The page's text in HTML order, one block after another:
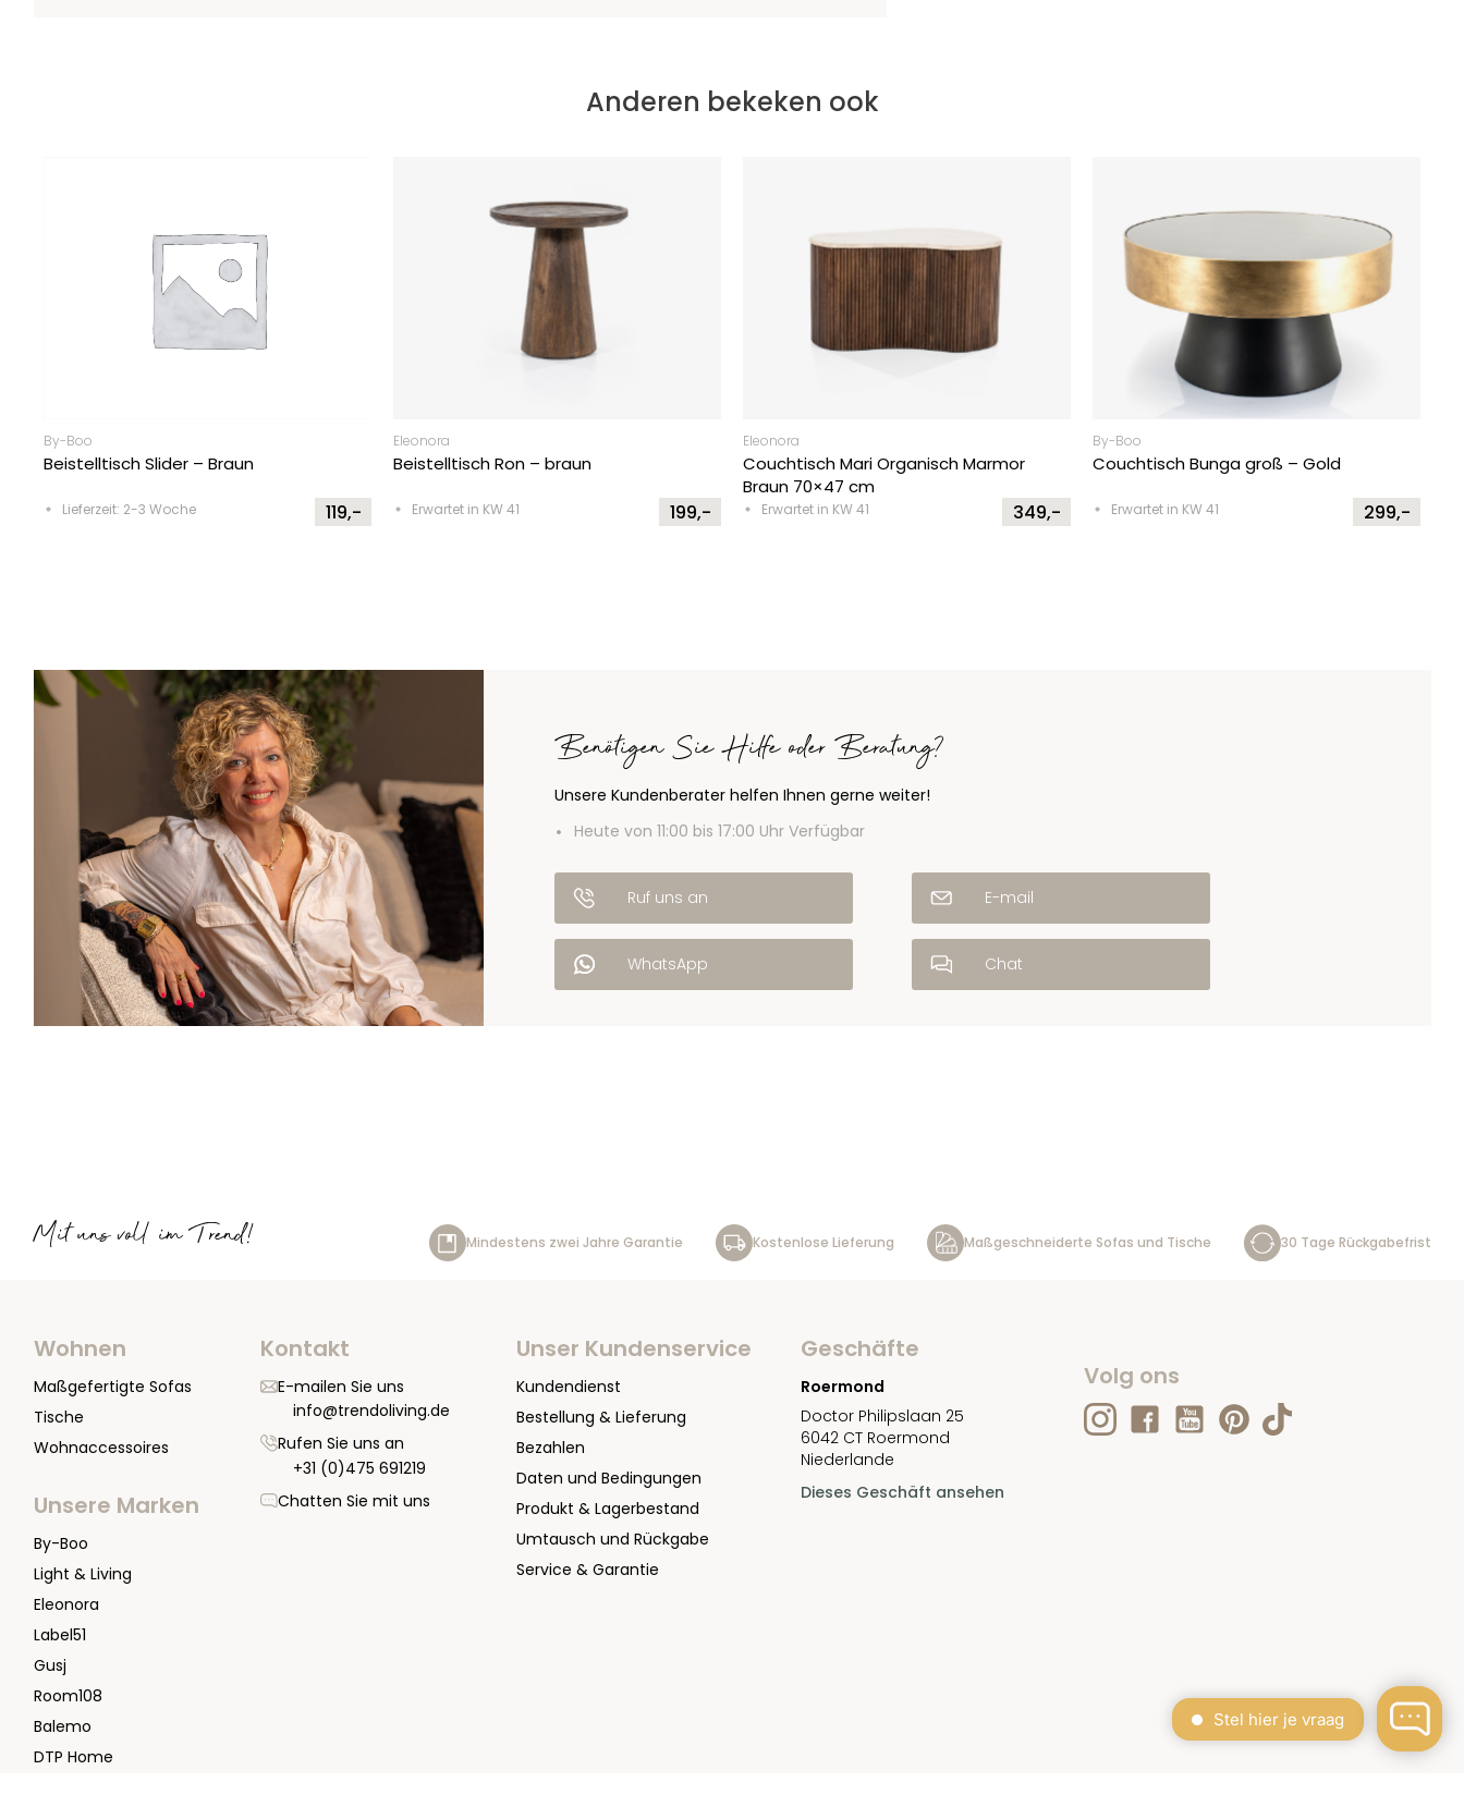
Anderen bekeken ook
By-Boo
Beistelltisch Slider – Braun
Lieferzeit: 2-3 Woche 119,-
Eleonora
Beistelltisch Ron – braun
Erwartet in KW 41 199,-
Eleonora
Couchtisch Mari Organisch Marmor
Braun 70×47 cm
Erwartet in KW 41 349,-
By-Boo
Couchtisch Bunga groß – Gold
Erwartet in KW 41 299,-
Benötigen Sie Hilfe oder Beratung?
Unsere Kundenberater helfen Ihnen gerne weiter!
Heute von 11:00 bis 17:00 Uhr Verfügbar
Ruf uns an E-mail
WhatsApp Chat
Mit uns voll im Trend! Mindestens zwei Jahre Garantie Kostenlose Lieferung Maßgeschneiderte Sofas und Tische 30 Tage Rückgabefrist
Wohnen
Maßgefertigte Sofas
Tische
Wohnaccessoires
Unsere Marken
By-Boo
Light & Living
Eleonora
Label51
Gusj
Room108
Balemo
DTP Home
Kontakt
E-mailen Sie uns
info@trendoliving.de
Rufen Sie uns an
+31 (0)475 691219
Chatten Sie mit uns
Unser Kundenservice
Kundendienst
Bestellung & Lieferung
Bezahlen
Daten und Bedingungen
Produkt & Lagerbestand
Umtausch und Rückgabe
Service & Garantie
Geschäfte
Roermond
Doctor Philipslaan 25
6042 CT Roermond
Niederlande
Dieses Geschäft ansehen
Volg ons